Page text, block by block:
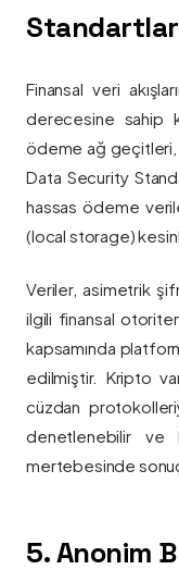
Finansal veri
derecesine sahip
ödeme ağ geçitleri,
Data Security
hassas ödeme
(local storage)
Veriler, asimetrik
ilgili finansal
kapsamında
edilmiştir. Kripto
cüzdan
denetlenebilir ve
mertebesinde
5. Anonim